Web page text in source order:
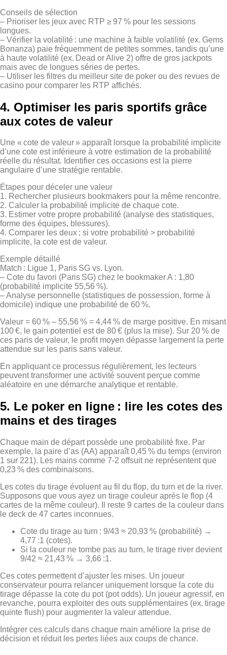
Conseils de sélection
– Prioriser les jeux avec RTP ≥ 97 % pour les sessions
longues.
– Vérifier la volatilité : une machine à faible volatilité (ex. Gems
Bonanza) paie fréquemment de petites sommes, tandis qu’une
à haute volatilité (ex. Dead or Alive 2) offre de gros jackpots
mais avec de longues séries de pertes.
– Utiliser les filtres du meilleur site de poker ou des revues de
casino pour comparer les RTP affichés.
4. Optimiser les paris sportifs grâce
aux cotes de valeur
Une « cote de valeur » apparaît lorsque la probabilité implicite
d’une cote est inférieure à votre estimation de la probabilité
réelle du résultat. Identifier ces occasions est la pierre
angulaire d’une stratégie rentable.
Étapes pour déceler une valeur
1. Rechercher plusieurs bookmakers pour la même rencontre.
2. Calculer la probabilité implicite de chaque cote.
3. Estimer votre propre probabilité (analyse des statistiques,
forme des équipes, blessures).
4. Comparer les deux ; si votre probabilité > probabilité
implicite, la cote est de valeur.
Exemple détaillé
Match : Ligue 1, Paris SG vs. Lyon.
– Cote du favori (Paris SG) chez le bookmaker A : 1,80
(probabilité implicite 55,56 %).
– Analyse personnelle (statistiques de possession, forme à
domicile) indique une probabilité de 60 %.
Valeur = 60 % – 55,56 % = 4,44 % de marge positive. En misant
100 €, le gain potentiel est de 80 € (plus la mise). Sur 20 % de
ces paris de valeur, le profit moyen dépasse largement la perte
attendue sur les paris sans valeur.
En appliquant ce processus régulièrement, les lecteurs
peuvent transformer une activité souvent perçue comme
aléatoire en une démarche analytique et rentable.
5. Le poker en ligne : lire les cotes des
mains et des tirages
Chaque main de départ possède une probabilité fixe. Par
exemple, la paire d’as (AA) apparaît 0,45 % du temps (environ
1 sur 221). Les mains comme 7‑2 offsuit ne représentent que
0,23 % des combinaisons.
Les cotes du tirage évoluent au fil du flop, du turn et de la river.
Supposons que vous ayez un tirage couleur après le flop (4
cartes de la même couleur). Il reste 9 cartes de la couleur dans
le deck de 47 cartes inconnues.
Cote du tirage au turn : 9/43 ≈ 20,93 % (probabilité) →
4,77 :1 (cotes).
Si la couleur ne tombe pas au turn, le tirage river devient
9/42 ≈ 21,43 % → 3,66 :1.
Ces cotes permettent d’ajuster les mises. Un joueur
conservateur pourra relancer uniquement lorsque la cote du
tirage dépasse la cote du pot (pot odds). Un joueur agressif, en
revanche, pourra exploiter des outs supplémentaires (ex. tirage
quinte flush) pour augmenter la valeur attendue.
Intégrer ces calculs dans chaque main améliore la prise de
décision et réduit les pertes liées aux coups de chance.